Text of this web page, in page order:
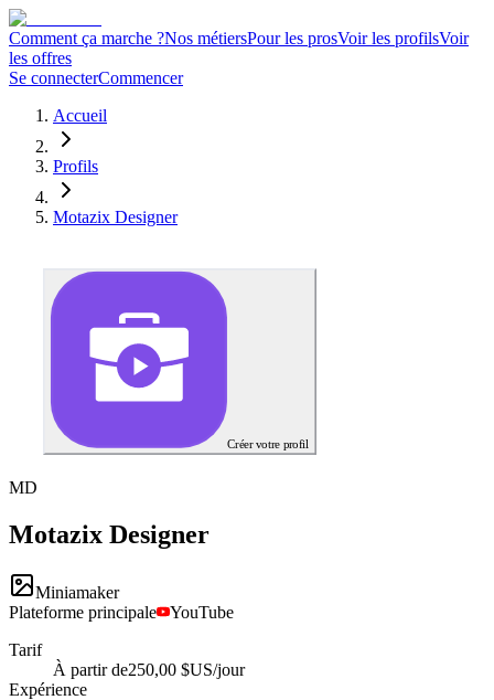
Comment ça marche ?Nos métiersPour les prosVoir les profilsVoir
les offres
Se connecterCommencer
Accueil
Profils
Motazix Designer
Créer votre profil
MD
Motazix Designer
Miniamaker
Plateforme principale
YouTube
Tarif
À partir de250,00 $US/jour
Expérience